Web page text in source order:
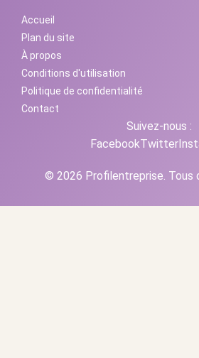
Accueil
Plan du site
À propos
Conditions d'utilisation
Politique de confidentialité
Contact
Suivez-nous :
FacebookTwitter
© 2026 Profilentreprise. Tous